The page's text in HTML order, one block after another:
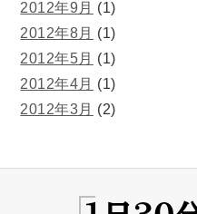
2012年9月 (1)
2012年8月 (1)
2012年5月 (1)
2012年4月 (1)
2012年3月 (2)